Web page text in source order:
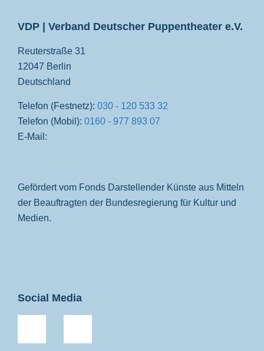
VDP | Verband Deutscher Puppentheater e.V.
Reuterstraße 31
12047 Berlin
Deutschland
Telefon (Festnetz): 030 - 120 533 32
Telefon (Mobil): 0160 - 977 893 07
E-Mail:
Gefördert vom Fonds Darstellender Künste aus Mitteln
der Beauftragten der Bundesregierung für Kultur und
Medien.
Social Media